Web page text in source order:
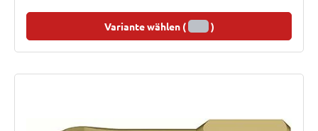
Variante wählen ( )